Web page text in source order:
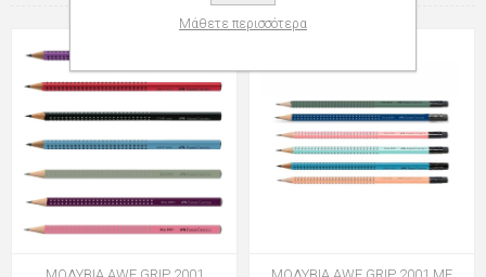
Μάθετε περισσότερα